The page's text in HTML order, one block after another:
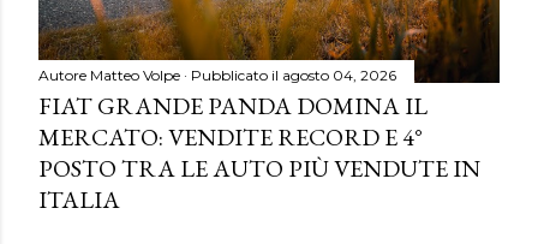
Autore Matteo Volpe Pubblicato il agosto 04, 2026
FIAT GRANDE PANDA DOMINA IL
MERCATO: VENDITE RECORD E 4°
POSTO TRA LE AUTO PIÙ VENDUTE IN
ITALIA